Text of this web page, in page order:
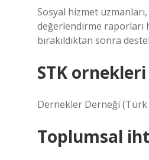
Sosyal hizmet
değerlendirme raporları
bırakıldıktan sonra
STK
Dernekler Derneği (Türk
Toplumsal